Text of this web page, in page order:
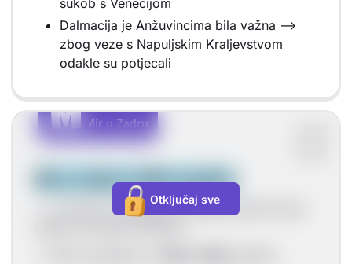
sukob s Venecijom
Dalmacija je Anžuvincima bila važna -->
zbog veze s Napuljskim Kraljevstvom
odakle su potjecali
M
M Mir u Zadru
Vrsta sadržaja: Mir u Zadru
Mir u Zadru 1358. godine
--> Ludovik je pobijedio Veneciju nakon što je
Otključaj sve